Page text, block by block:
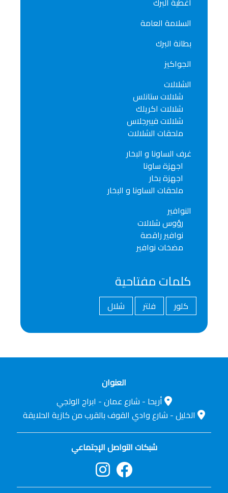
السلامة العامة
بطانة البرك
الجواكيز
الشلالات
شلالات ستانلس
شلالات اكريلك
شلالات فيبرجلاس
ملحقات الشلالات
غرف الساونا و البخار
اجهزة ساونا
اجهزة بخار
ملحقات الساونا و البخار
النوافير
رؤوس شلالات
نوافير راقصة
مضخات نوافير
كلمات مفتاحية
كلور فلتر شلال
العنوان
أريحا - شارع عمان - ابراج الولجي
الخليل - شارع وادي القوف بالقرب من كازية الحلايقة
شبكات التواصل الإجتماعي